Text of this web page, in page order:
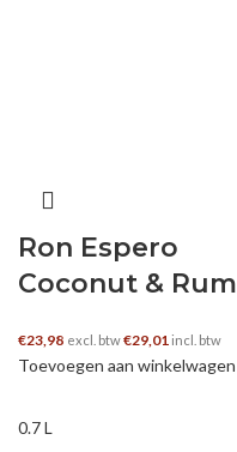
Ron Espero
Coconut & Rum
€23,98 excl. btw€29,01 incl. btw
Toevoegen aan winkelwagen
0.7 L